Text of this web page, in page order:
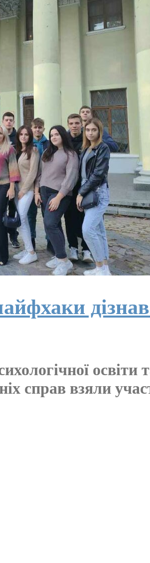
справ взяли